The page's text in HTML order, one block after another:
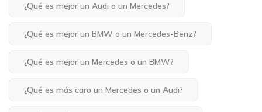
¿Qué es mejor un Audi o un Mercedes?
¿Qué es mejor un BMW o un Mercedes-Benz?
¿Qué es mejor un Mercedes o un BMW?
¿Qué es más caro un Mercedes o un Audi?